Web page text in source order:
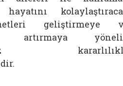
geliştirmeye
artırmaya